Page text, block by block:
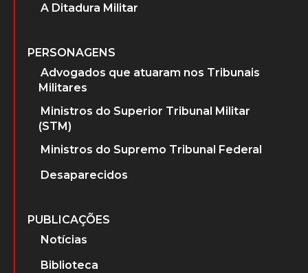
A Ditadura Militar
PERSONAGENS
Advogados que atuaram nos Tribunais
Militares
Ministros do Superior Tribunal Militar
(STM)
Ministros do Supremo Tribunal Federal
Desaparecidos
PUBLICAÇÕES
Notícias
Biblioteca